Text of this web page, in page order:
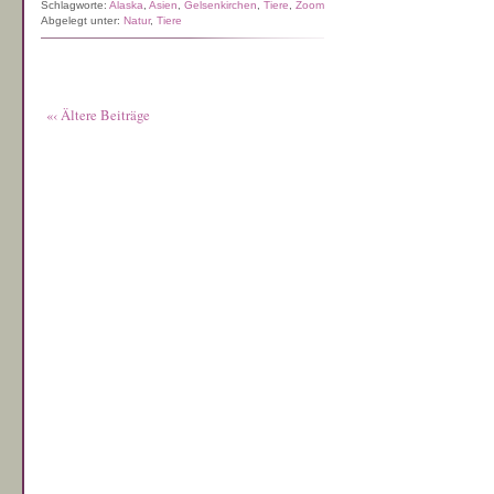
Schlagworte: Alaska Asien Gelsenkirchen Tiere
Zoom
Abgelegt unter: Natur, Tiere
«‹ Ältere Beiträge